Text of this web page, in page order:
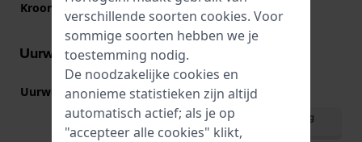
Kroon Trek kroon
Uurwerk informatie
Uurwerk nr. 2834(Bekijk specificaties
Download handleiding
verschillende soorten cookies. Voor
sommige soorten hebben we je
toestemming nodig.
De noodzakelijke cookies en
anonieme statistieken zijn altijd
automatisch actief; als je op
"accepteer alle cookies" klikt,